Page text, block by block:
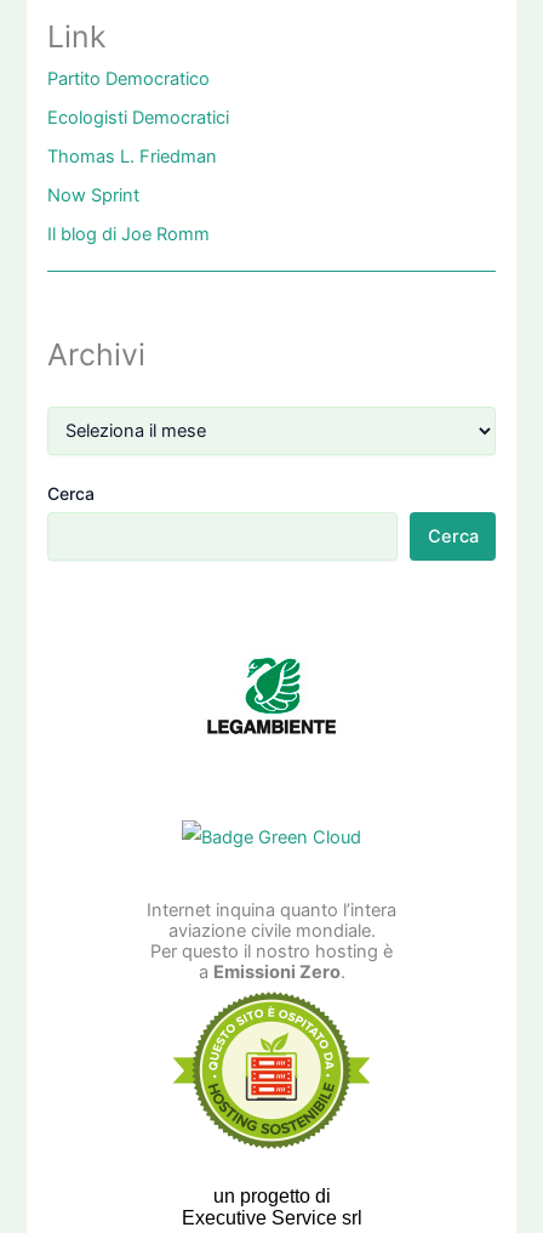
Link
Partito Democratico
Ecologisti Democratici
Thomas L. Friedman
Now Sprint
Il blog di Joe Romm
Archivi
Cerca
Cerca
Internet inquina quanto l’intera
aviazione civile mondiale.
Per questo il nostro hosting è
a Emissioni Zero.
un progetto di
Executive Service srl